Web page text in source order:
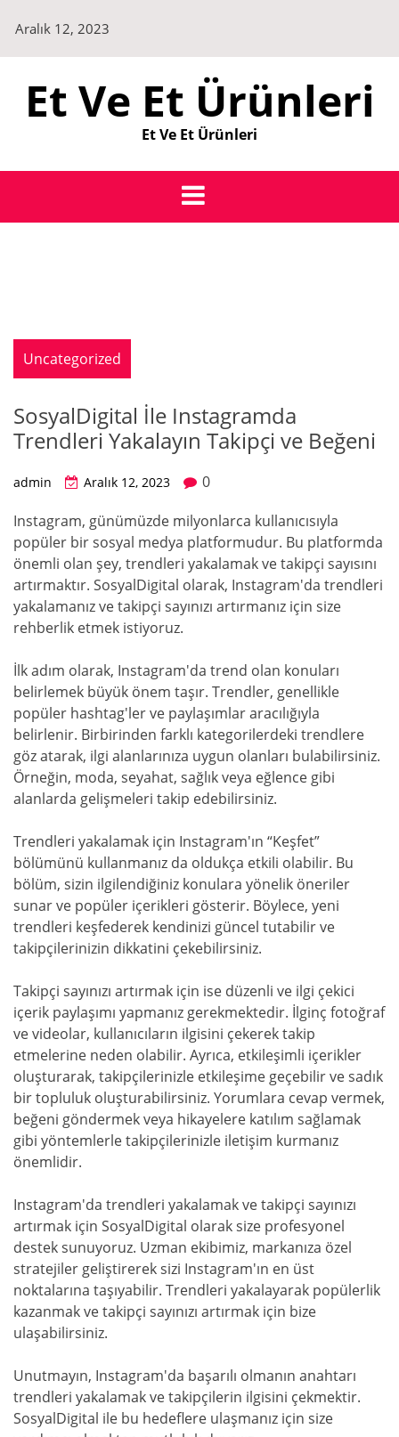
content
Aralık 12, 2023
Et Ve Et Ürünleri
Et Ve Et Ürünleri
Uncategorized
SosyalDigital İle Instagramda
Trendleri Yakalayın Takipçi ve Beğeni
admin Aralık 12, 2023
0
Instagram, günümüzde milyonlarca kullanıcısıyla
popüler bir sosyal medya platformudur. Bu platformda
önemli olan şey, trendleri yakalamak ve takipçi sayısını
artırmaktır. SosyalDigital olarak, Instagram'da trendleri
yakalamanız ve takipçi sayınızı artırmanız için size
rehberlik etmek istiyoruz.
İlk adım olarak, Instagram'da trend olan konuları
belirlemek büyük önem taşır. Trendler, genellikle
popüler hashtag'ler ve paylaşımlar aracılığıyla
belirlenir. Birbirinden farklı kategorilerdeki trendlere
göz atarak, ilgi alanlarınıza uygun olanları bulabilirsiniz.
Örneğin, moda, seyahat, sağlık veya eğlence gibi
alanlarda gelişmeleri takip edebilirsiniz.
Trendleri yakalamak için Instagram'ın “Keşfet”
bölümünü kullanmanız da oldukça etkili olabilir. Bu
bölüm, sizin ilgilendiğiniz konulara yönelik öneriler
sunar ve popüler içerikleri gösterir. Böylece, yeni
trendleri keşfederek kendinizi güncel tutabilir ve
takipçilerinizin dikkatini çekebilirsiniz.
Takipçi sayınızı artırmak için ise düzenli ve ilgi çekici
içerik paylaşımı yapmanız gerekmektedir. İlginç fotoğraf
ve videolar, kullanıcıların ilgisini çekerek takip
etmelerine neden olabilir. Ayrıca, etkileşimli içerikler
oluşturarak, takipçilerinizle etkileşime geçebilir ve sadık
bir topluluk oluşturabilirsiniz. Yorumlara cevap vermek,
beğeni göndermek veya hikayelere katılım sağlamak
gibi yöntemlerle takipçilerinizle iletişim kurmanız
önemlidir.
Instagram'da trendleri yakalamak ve takipçi sayınızı
artırmak için SosyalDigital olarak size profesyonel
destek sunuyoruz. Uzman ekibimiz, markanıza özel
stratejiler geliştirerek sizi Instagram'ın en üst
noktalarına taşıyabilir. Trendleri yakalayarak popülerlik
kazanmak ve takipçi sayınızı artırmak için bize
ulaşabilirsiniz.
Unutmayın, Instagram'da başarılı olmanın anahtarı
trendleri yakalamak ve takipçilerin ilgisini çekmektir.
SosyalDigital ile bu hedeflere ulaşmanız için size